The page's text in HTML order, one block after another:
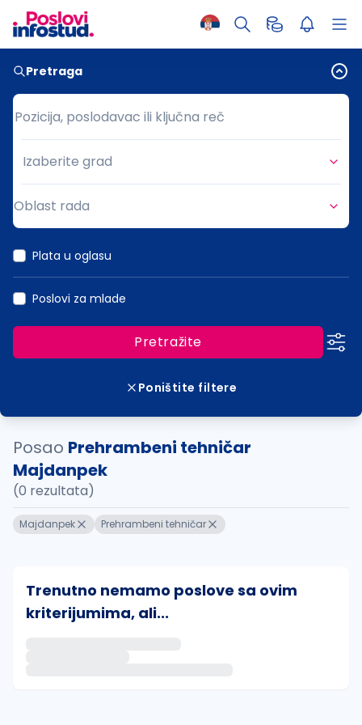
Pretraga
Pozicija, poslodavac ili ključna reč
Pozicija, poslodavac ili ključna reč
Grad
Izaberite grad
Oblast rada
Plata u oglasu
Poslovi za mlade
Pretražite
Poništite filtere
Posao Prehrambeni tehničar
Majdanpek
(0 rezultata)
Majdanpek Prehrambeni tehničar
Trenutno nemamo poslove sa ovim
kriterijumima, ali...